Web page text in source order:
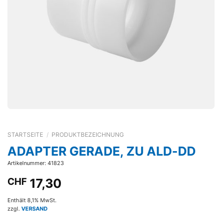
STARTSEITE / PRODUKTBEZEICHNUNG
ADAPTER GERADE, ZU ALD-DD
Artikelnummer: 41823
CHF 17,30
Enthält 8,1% MwSt.
zzgl. VERSAND